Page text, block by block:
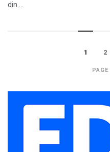
din ...
1 2